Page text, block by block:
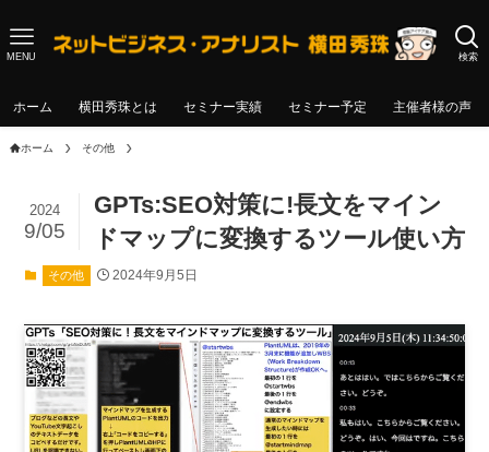
検索
MENU
ホーム 横田秀珠とは セミナー実績 セミナー予定 主催者様の声
ホーム その他
GPTs:SEO対策に!長文をマイン
ドマップに変換するツール使い方
2024
9/05
その他 2024年9月5日